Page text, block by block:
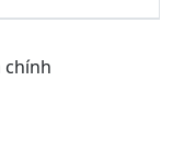
chính